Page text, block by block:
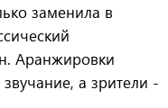
заменила в
Аранжировки
а зрители -